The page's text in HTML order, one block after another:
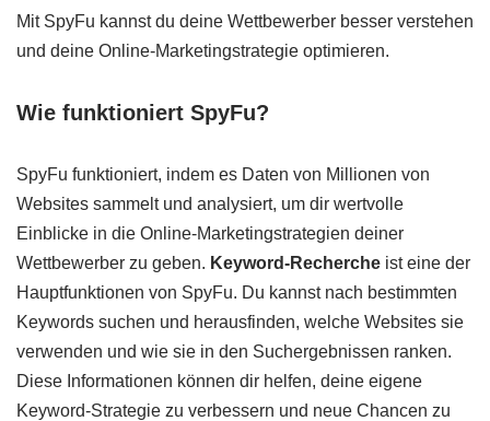
Mit SpyFu kannst du deine Wettbewerber besser verstehen
und deine Online-Marketingstrategie optimieren.
Wie funktioniert SpyFu?
SpyFu funktioniert, indem es Daten von Millionen von
Websites sammelt und analysiert, um dir wertvolle
Einblicke in die Online-Marketingstrategien deiner
Wettbewerber zu geben. Keyword-Recherche ist eine der
Hauptfunktionen von SpyFu. Du kannst nach bestimmten
Keywords suchen und herausfinden, welche Websites sie
verwenden und wie sie in den Suchergebnissen ranken.
Diese Informationen können dir helfen, deine eigene
Keyword-Strategie zu verbessern und neue Chancen zu